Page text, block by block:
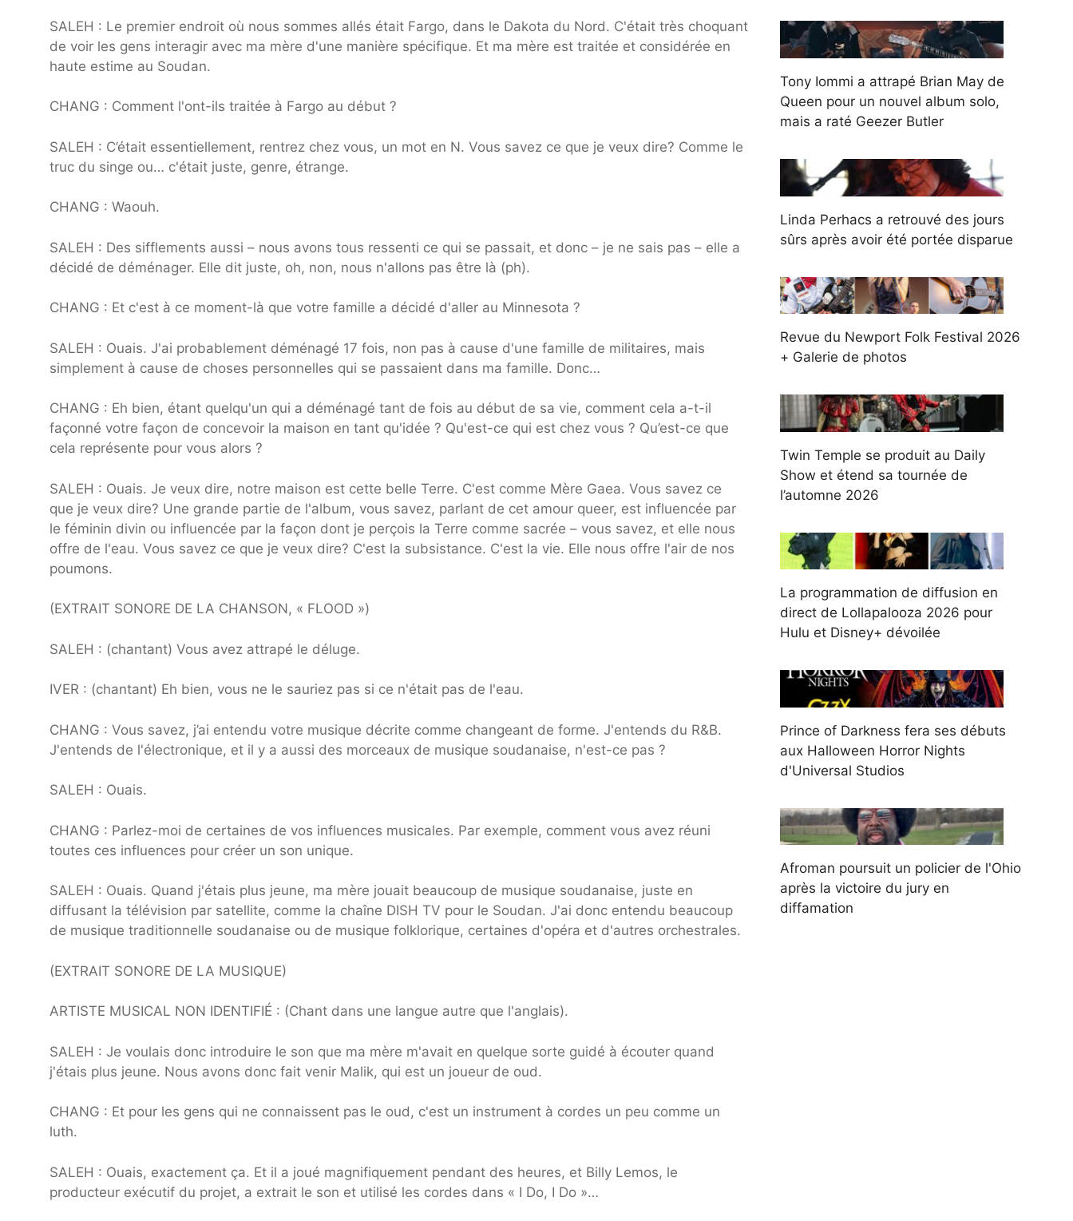
SALEH : Le premier endroit où nous sommes allés était Fargo, dans le Dakota du Nord. C'était très choquant
de voir les gens interagir avec ma mère d'une manière spécifique. Et ma mère est traitée et considérée en
haute estime au Soudan.
CHANG : Comment l'ont-ils traitée à Fargo au début ?
SALEH : C’était essentiellement, rentrez chez vous, un mot en N. Vous savez ce que je veux dire? Comme le
truc du singe ou… c'était juste, genre, étrange.
CHANG : Waouh.
SALEH : Des sifflements aussi – nous avons tous ressenti ce qui se passait, et donc – je ne sais pas – elle a
décidé de déménager. Elle dit juste, oh, non, nous n'allons pas être là (ph).
CHANG : Et c'est à ce moment-là que votre famille a décidé d'aller au Minnesota ?
SALEH : Ouais. J'ai probablement déménagé 17 fois, non pas à cause d'une famille de militaires, mais
simplement à cause de choses personnelles qui se passaient dans ma famille. Donc…
CHANG : Eh bien, étant quelqu'un qui a déménagé tant de fois au début de sa vie, comment cela a-t-il
façonné votre façon de concevoir la maison en tant qu'idée ? Qu'est-ce qui est chez vous ? Qu’est-ce que
cela représente pour vous alors ?
SALEH : Ouais. Je veux dire, notre maison est cette belle Terre. C'est comme Mère Gaea. Vous savez ce
que je veux dire? Une grande partie de l'album, vous savez, parlant de cet amour queer, est influencée par
le féminin divin ou influencée par la façon dont je perçois la Terre comme sacrée – vous savez, et elle nous
offre de l'eau. Vous savez ce que je veux dire? C'est la subsistance. C'est la vie. Elle nous offre l'air de nos
poumons.
(EXTRAIT SONORE DE LA CHANSON, « FLOOD »)
SALEH : (chantant) Vous avez attrapé le déluge.
IVER : (chantant) Eh bien, vous ne le sauriez pas si ce n'était pas de l'eau.
CHANG : Vous savez, j’ai entendu votre musique décrite comme changeant de forme. J'entends du R&B.
J'entends de l'électronique, et il y a aussi des morceaux de musique soudanaise, n'est-ce pas ?
SALEH : Ouais.
CHANG : Parlez-moi de certaines de vos influences musicales. Par exemple, comment vous avez réuni
toutes ces influences pour créer un son unique.
SALEH : Ouais. Quand j'étais plus jeune, ma mère jouait beaucoup de musique soudanaise, juste en
diffusant la télévision par satellite, comme la chaîne DISH TV pour le Soudan. J'ai donc entendu beaucoup
de musique traditionnelle soudanaise ou de musique folklorique, certaines d'opéra et d'autres orchestrales.
(EXTRAIT SONORE DE LA MUSIQUE)
ARTISTE MUSICAL NON IDENTIFIÉ : (Chant dans une langue autre que l'anglais).
SALEH : Je voulais donc introduire le son que ma mère m'avait en quelque sorte guidé à écouter quand
j'étais plus jeune. Nous avons donc fait venir Malik, qui est un joueur de oud.
CHANG : Et pour les gens qui ne connaissent pas le oud, c'est un instrument à cordes un peu comme un
luth.
SALEH : Ouais, exactement ça. Et il a joué magnifiquement pendant des heures, et Billy Lemos, le
producteur exécutif du projet, a extrait le son et utilisé les cordes dans « I Do, I Do »…
Tony Iommi a attrapé Brian May de
Queen pour un nouvel album solo,
mais a raté Geezer Butler
Linda Perhacs a retrouvé des jours
sûrs après avoir été portée disparue
Revue du Newport Folk Festival 2026
+ Galerie de photos
Twin Temple se produit au Daily
Show et étend sa tournée de
l’automne 2026
La programmation de diffusion en
direct de Lollapalooza 2026 pour
Hulu et Disney+ dévoilée
Prince of Darkness fera ses débuts
aux Halloween Horror Nights
d'Universal Studios
Afroman poursuit un policier de l'Ohio
après la victoire du jury en
diffamation